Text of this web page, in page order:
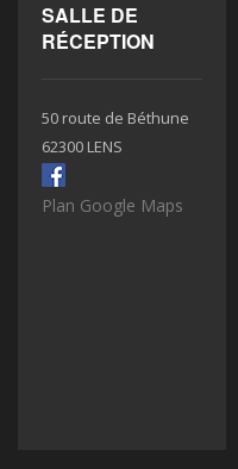
SALLE DE
RÉCEPTION
50 route de Béthune
62300 LENS
Plan Google Maps